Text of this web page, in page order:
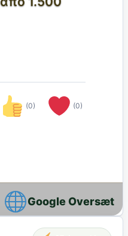
(0) (0)
Google Oversæt